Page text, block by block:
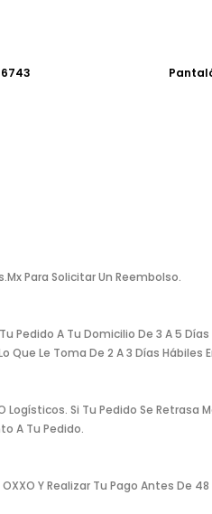
Para Solicitar Un Reembolso.
Pedido A Tu Domicilio De 3 A 5 Días
Que Le Toma De 2 A 3 Días Hábiles
Si Tu Pedido Se Retrasa
A Tu Pedido.
Y Realizar Tu Pago Antes De 48